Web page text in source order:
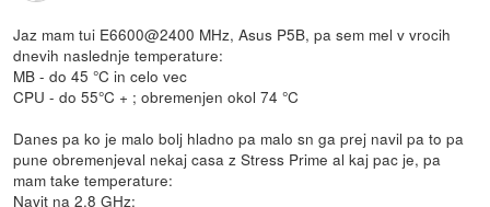
Jaz mam tui E6600@2400 MHz, Asus P5B, pa sem mel v vrocih
dnevih naslednje temperature:
MB - do 45 °C in celo vec
CPU - do 55°C + ; obremenjen okol 74 °C
Danes pa ko je malo bolj hladno pa malo sn ga prej navil pa to pa
pune obremenjeval nekaj casa z Stress Prime al kaj pac je, pa
mam take temperature:
Navit na 2.8 GHz: